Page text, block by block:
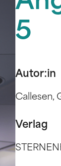
5
Autor:in
Callesen,
Verlag